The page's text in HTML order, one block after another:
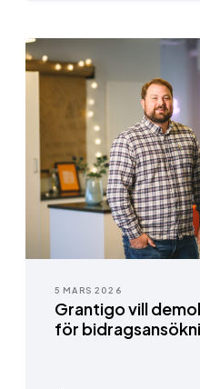
5 MARS 2026
Grantigo vill
för